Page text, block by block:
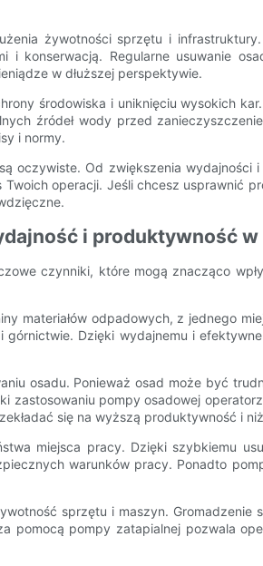
żywotności sprzętu i
konserwacją. Regularne usuwanie
w dłuższej perspektywie.
środowiska i uniknięciu wysokich
źródeł wody przed
i normy.
oczywiste. Od zwiększenia
operacji. Jeśli chcesz usprawnić
i produktywność
czynniki, które mogą znacząco
materiałów odpadowych, z jednego
Dzięki wydajnemu i
osadu. Ponieważ osad może być
zastosowaniu pompy osadowej
się na wyższą produktywność i
miejsca pracy. Dzięki szybkiemu
warunków pracy. Ponadto
sprzętu i maszyn. Gromadzenie
pomocą pompy zatapialnej pozwala